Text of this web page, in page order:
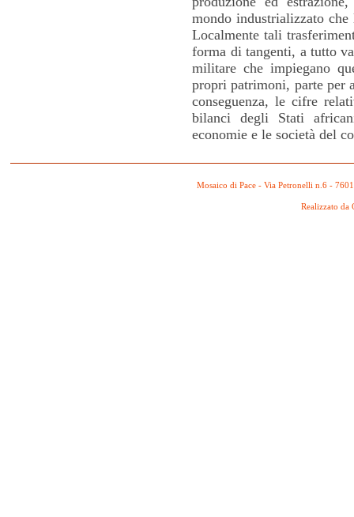
mondo industrializzato
Localmente tali
forma di tangenti, a tutto
militare che impiegano
propri patrimoni, parte per
conseguenza, le cifre
bilanci degli Stati
economie e le società del
Mosaico di Pace - Via Petronelli n.6 -
Realizzato